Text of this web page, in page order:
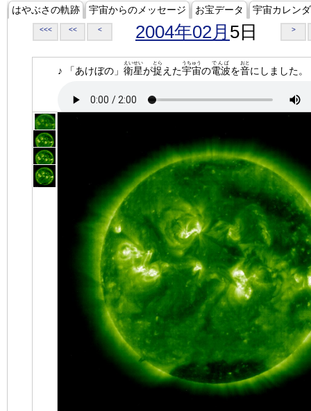
はやぶさの軌跡 宇宙からのメッセージ お宝データ 宇宙カレン
<<< << < 2004年02月 5日 >
♪ 「あけぼの」 衛星
えいせい
が捉
とら
えた宇宙
うちゅう
の電波
でんぱ
を音
おと
にしました。